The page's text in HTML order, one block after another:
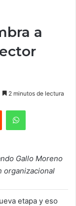
a
2 minutos de lectura
Gallo Moreno
organizacional
etapa y eso